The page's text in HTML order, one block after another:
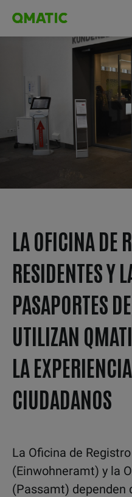
LA OFICINA DE
RESIDENTES Y
PASAPORTES
UTILIZAN
LA
CIUDADANOS
La Oficina de
(Einwohneramt) y la
(Passamt) dependen